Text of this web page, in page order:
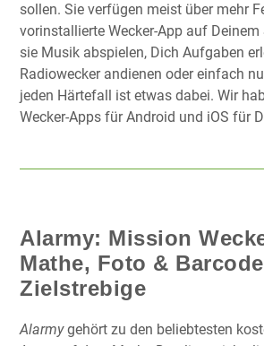
sollen. Sie verfügen meist über mehr
vorinstallierte Wecker-App auf
sie Musik abspielen, Dich Aufgaben
Radiowecker andienen oder einfach
jeden Härtefall ist etwas dabei. Wir
Wecker-Apps für Android und iOS für
Alarmy: Mission
Mathe, Foto &
Zielstrebige
Alarmygehört zu den beliebtesten